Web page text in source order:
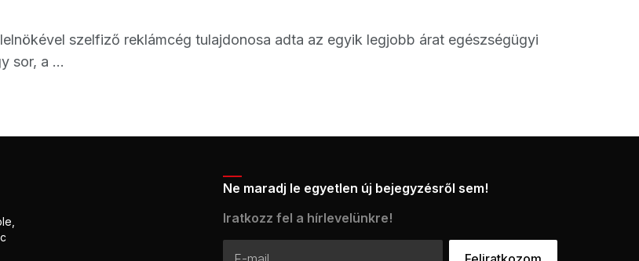
szelfiző reklámcég tulajdonosa adta az egyik legjobb árat egészségügyi
sor, a ...
Ne maradj le egyetlen új bejegyzésről sem!
Iratkozz fel a hírlevelünkre!